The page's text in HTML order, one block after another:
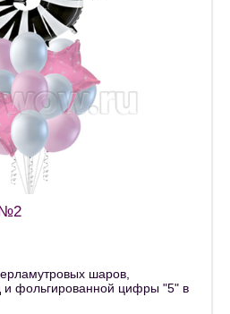
№2
шаров,
и фольгированной цифры "5" в